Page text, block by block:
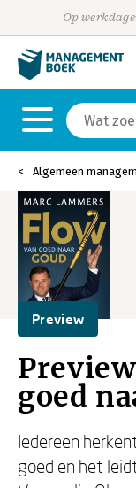
Op
Algemeen
Preview
goed
Iedereen
goed en het